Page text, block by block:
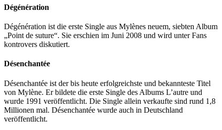
Dégénération
Dégénération ist die erste Single aus Mylènes neuem, siebten Album
„Point de suture“. Sie erschien im Juni 2008 und wird unter Fans
kontrovers diskutiert.
Désenchantée
Désenchantée ist der bis heute erfolgreichste und bekannteste Titel
von Mylène. Er bildete die erste Single des Albums L’autre und
wurde 1991 veröffentlicht. Die Single allein verkaufte sind rund 1,8
Millionen mal. Désenchantée wurde auch in Deutschland
veröffentlicht.